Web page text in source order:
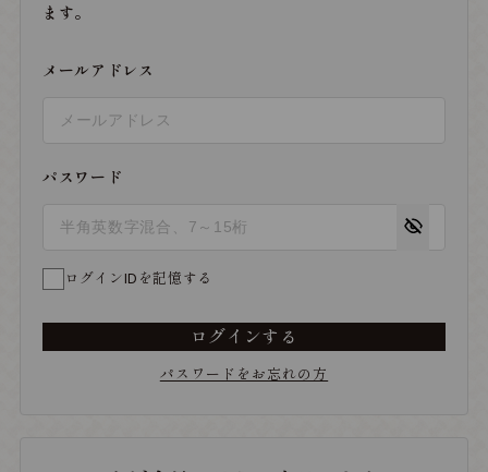
ます。
メールアドレス
パスワード
ログインIDを記憶する
ログインする
パスワードをお忘れの方